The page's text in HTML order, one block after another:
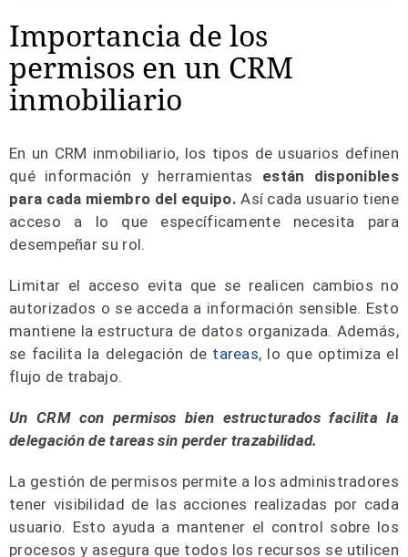
Importancia de los
permisos en un CRM
inmobiliario
En un CRM inmobiliario, los tipos de usuarios definen
qué información y herramientas están disponibles
para cada miembro del equipo.Así cada usuario tiene
acceso a lo que específicamente necesita para
desempeñar su rol.
Limitar el acceso evita que se realicen cambios no
autorizados o se acceda a información sensible. Esto
mantiene la estructura de datos organizada. Además,
se facilita la delegación de tareas, lo que optimiza el
flujo de trabajo.
Un CRM con permisos bien estructurados facilita la
delegación de tareas sin perder trazabilidad.
La gestión de permisos permite a los administradores
tener visibilidad de las acciones realizadas por cada
usuario. Esto ayuda a mantener el control sobre los
procesos y asegura que todos los recursos se utilicen